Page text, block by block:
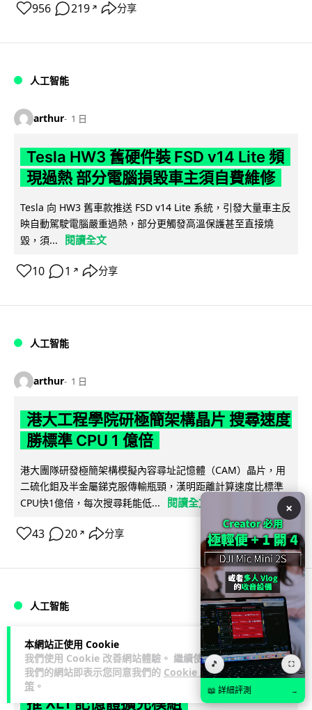
本網站正使用 Cookie
我們使用 Cookie 改善網站體驗。 繼續使用
我們的網站即表示您同意我們的 Cookie 政
策 。
956 219 ↗ 分享
人工智能
arthur 1 日
Tesla HW3 舊硬件裝 FSD v14 Lite 頻
現過熱 部分電腦損毀車主須自費維修
Tesla 向 HW3 舊車款推送 FSD v14 Lite 系統，引發大量車主反
映自動駕駛電腦嚴重過熱，部分更觸發高溫保護甚至直接燒
毀，須...
閱讀全文
10 1 ↗ 分享
人工智能
arthur 1 日
港大工程學院研極簡架構晶片 搜尋速度
勝標準 CPU 1 億倍
港大團隊研發極簡架構模擬內容尋址記憶體（CAM）晶片，用
二硫化鉬及半金屬銻克服傳輸瓶頸，漢明距離計算速度比標準
CPU快1億倍，每次搜尋耗能低...
閱讀全文
43 20 ↗ 分享
人工智能
Lawton 1 日
靠快閃記憶體紓緩 DRAM 不足 KIOXIA
推 XL1 記憶體擴充模組
×
🎵 ⛶
📖 詳細評測 →